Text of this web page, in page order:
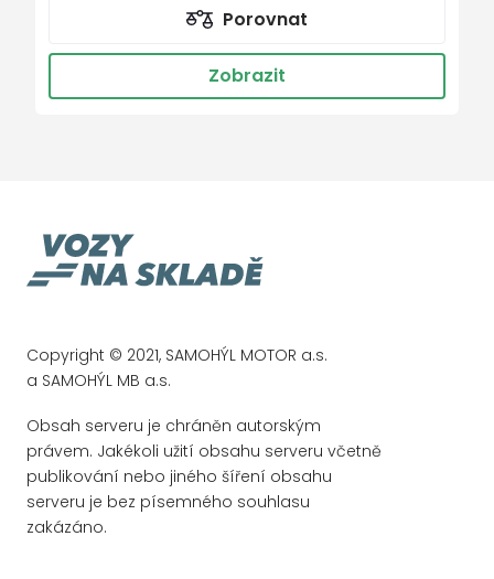
Airbag řidiče a spolujezdce
Front assist/Nouzové brzdění
Bezdrátové nabíjení mobilního telefonu
Škoda Connect
Rozpoznání dopravních značek
Porovnat
Zobrazit
Copyright © 2021, SAMOHÝL MOTOR a.s.
a SAMOHÝL MB a.s.
Obsah serveru je chráněn autorským
právem. Jakékoli užití obsahu serveru včetně
publikování nebo jiného šíření obsahu
serveru je bez písemného souhlasu
zakázáno.